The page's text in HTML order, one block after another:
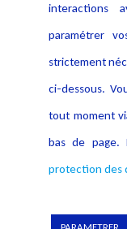
interactions
paramétrer
strictement
ci-dessous.
tout moment
bas de page.
protection des